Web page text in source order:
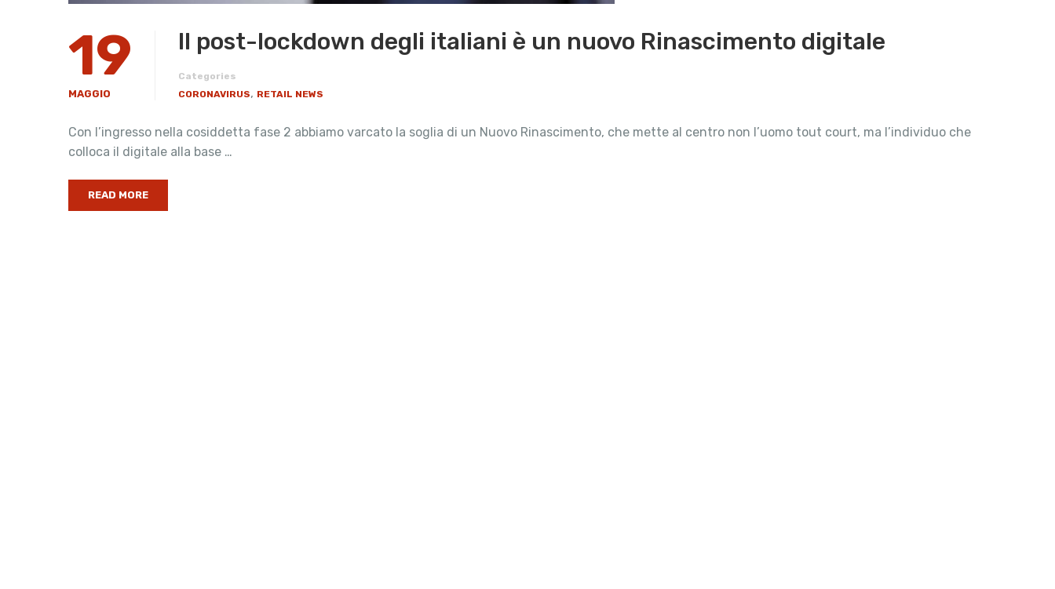
19
MAGGIO
Il post-lockdown degli italiani è un nuovo Rinascimento digitale
Categories
CORONAVIRUS, RETAIL NEWS
Con l’ingresso nella cosiddetta fase 2 abbiamo varcato la soglia di un Nuovo Rinascimento, che mette al centro non l’uomo tout court, ma l’individuo che
colloca il digitale alla base …
READ MORE